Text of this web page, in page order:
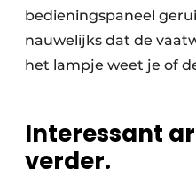
bedieningspaneel
nauwelijks dat de
het lampje weet je of
Interessant
verder.